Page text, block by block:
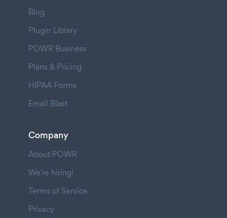
Blog
Plugin Library
POWR Business
Plans & Pricing
HIPAA Forms
Email Blast
Company
About POWR
We're hiring!
Terms of Service
Privacy